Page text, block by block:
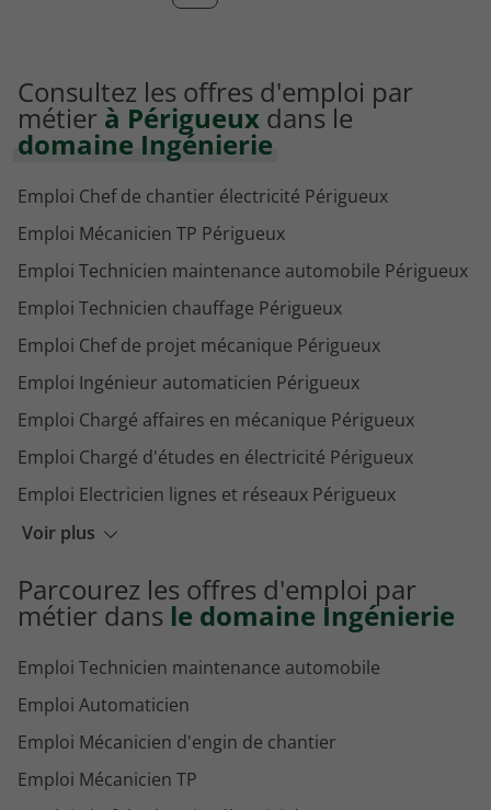
Consultez les offres d'emploi par
métier à Périgueux dans le
domaine Ingénierie
Voir plus
Emploi Chef de chantier électricité Périgueux
Emploi Mécanicien TP Périgueux
Emploi Technicien maintenance automobile Périgueux
Emploi Technicien chauffage Périgueux
Emploi Chef de projet mécanique Périgueux
Emploi Ingénieur automaticien Périgueux
Emploi Chargé affaires en mécanique Périgueux
Emploi Chargé d'études en électricité Périgueux
Emploi Electricien lignes et réseaux Périgueux
Emploi Ingénieur géologue Périgueux
Parcourez les offres d'emploi par
métier dans le domaine Ingénierie
Emploi Technicien maintenance automobile
Emploi Automaticien
Emploi Mécanicien d'engin de chantier
Emploi Mécanicien TP